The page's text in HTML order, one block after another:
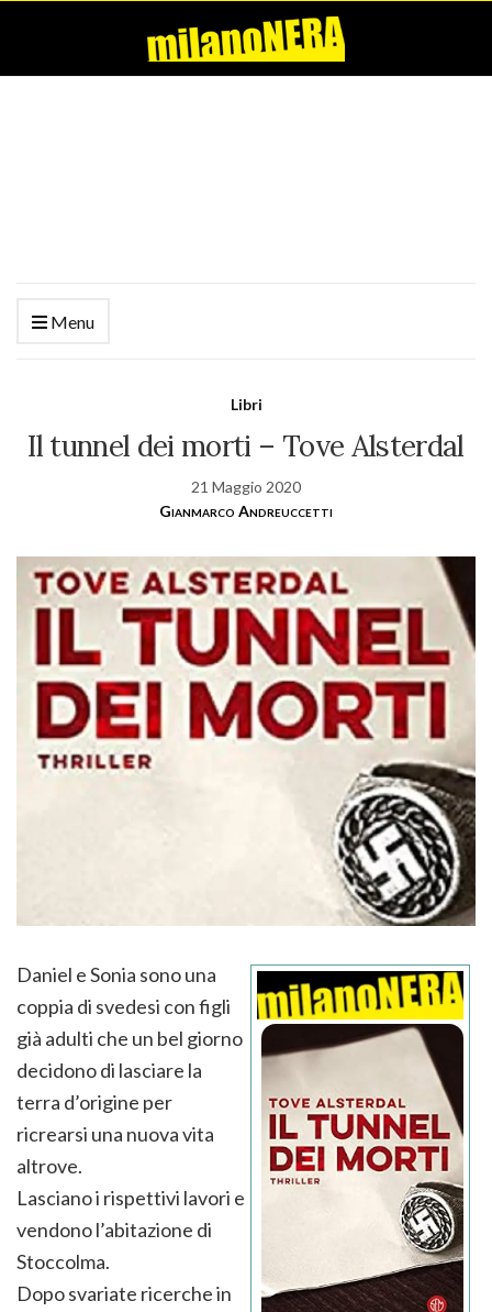
Menu
Libri
Il tunnel dei morti – Tove Alsterdal
21 Maggio 2020
Gianmarco Andreuccetti
Daniel e Sonia sono una
coppia di svedesi con figli
già adulti che un bel giorno
decidono di lasciare la
terra d’origine per
ricrearsi una nuova vita
altrove.
Lasciano i rispettivi lavori e
vendono l’abitazione di
Stoccolma.
Dopo svariate ricerche in